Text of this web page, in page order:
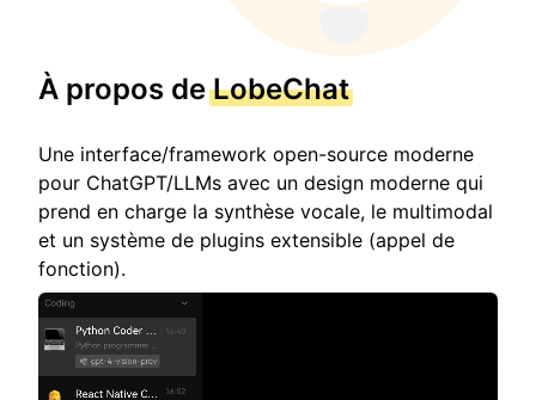
À propos deLobeChat
Une interface/framework open-source moderne
pour ChatGPT/LLMs avec un design moderne qui
prend en charge la synthèse vocale, le multimodal
et un système de plugins extensible (appel de
fonction).